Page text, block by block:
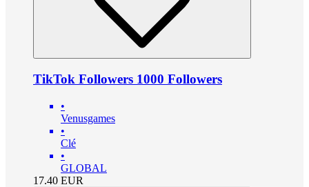
TikTok Followers 1000 Followers
•
Venusgames
•
Clé
•
GLOBAL
17.40 EUR